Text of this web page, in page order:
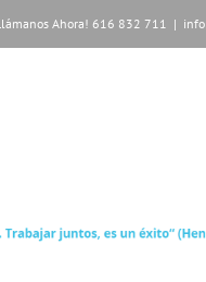
Ahora! 616 832 711 |